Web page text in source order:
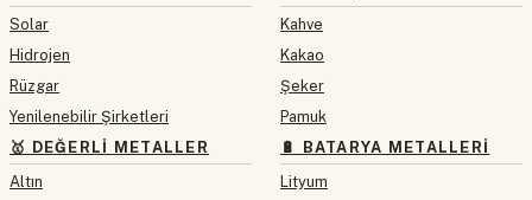
Solar
Hidrojen
Rüzgar
Yenilenebilir Şirketleri
🥇 DEĞERLI METALLER
Altın
Kahve
Kakao
Şeker
Pamuk
🔋 BATARYA METALLERI
Lityum